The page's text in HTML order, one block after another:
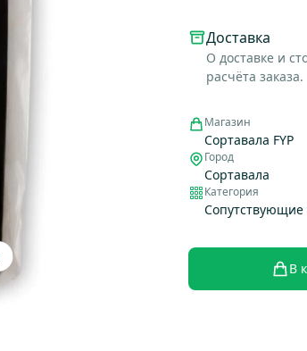
Доставка
О доставке и
расчёта заказа.
Магазин
Сортавала FYP
Город
Сортавала
Категория
Сопутствующие
В